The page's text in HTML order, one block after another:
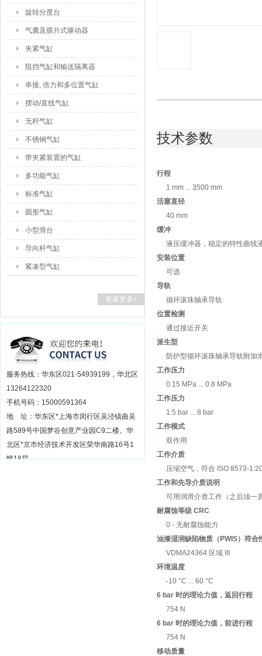
旋转分度台
气囊及膜片式驱动器
夹紧气缸
阻挡气缸和输送隔离器
串接, 倍力和多位置气缸
摆动/直线气缸
无杆气缸
不锈钢气缸
带夹紧装置的气缸
多功能气缸
标准气缸
圆形气缸
小型滑台
导向杆气缸
紧凑型气缸
查看更多+
服务热线：华东区021-54939199，华北区
13264122320
手机号码：15000591364
地 址：华东区*上海市闵行区吴泾镇曲吴
路589号中国梦谷创意产业园C9二楼。华
北区*京市经济技术开发区荣华南路16号1
幢18层
技术参数
行程
1 mm ... 3500 mm
活塞直径
40 mm
缓冲
液压缓冲器，稳定的特性曲线
安装位置
可选
导轨
循环滚珠轴承导轨
位置检测
通过接近开关
派生型
防护型循环滚珠轴承导轨附加
工作压力
0.15 MPa ... 0.8 MPa
工作压力
1.5 bar ... 8 bar
工作模式
双作用
工作介质
压缩空气，符合 ISO 8573-
工作和先导介质说明
可用润滑介质工作（之后须一
耐腐蚀等级 CRC
0 - 无耐腐蚀能力
油漆湿润缺陷物质（PWIS）符合
VDMA24364 区域 III
环境温度
-10 °C ... 60 °C
6 bar 时的理论力值，返回行程
754 N
6 bar 时的理论力值，前进行程
754 N
移动质量